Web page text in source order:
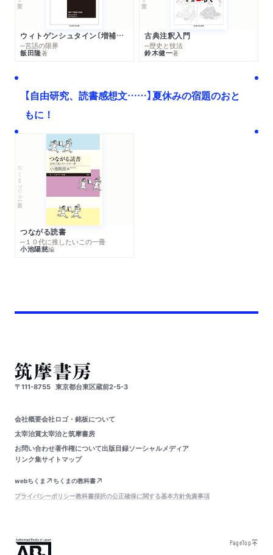
ウィトゲンシュタイン〔増補新版〕
─言語の限界
飯田隆著
古典注釈入門
─歴史と技法
鈴木健一著
【自由研究、読書感想文……】夏休みの宿題のおと
もに！
ちくまプリマー新書
つながる読書
─１０代に推したいこの一冊
小池陽慈編
〒111-8755 東京都台東区蔵前2-5-3
会社概要会社ロゴ・銘板について
太宰治賞太宰治と筑摩書房
お問い合わせ著作権について出版目録ソーシャルメディア
リンク集サイトマップ
webちくま
ちくまの教科書
プライバシーポリシー教科書採択の公正確保に関する基本方針免責事項
PageTop